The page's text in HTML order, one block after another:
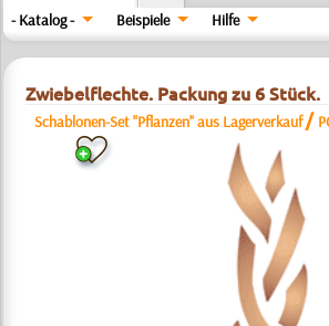
- Katalog -
Beispiele Hilfe
Zwiebelflechte. Packung zu 6 Stück.
Schablonen-Set "Pflanzen" aus Lagerverkauf /